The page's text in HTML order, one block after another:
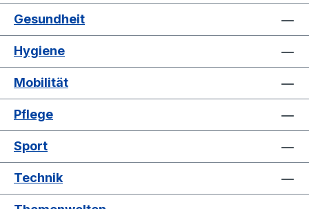
Gesundheit
Hygiene
Mobilität
Pflege
Sport
Technik